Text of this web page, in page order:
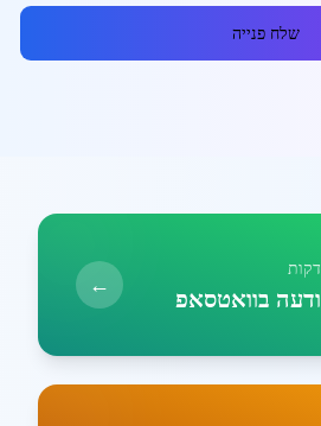
שלח פנייה
בוואטסאפ ←